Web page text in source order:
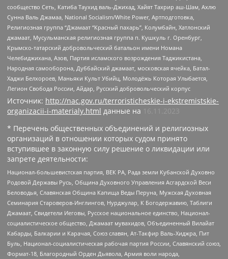
сообщество Сеть, Катиба Таухид валь-Джихад, Хайят Тахрир аш-Шам, Ахлю
Сунна Валь Джамаа, National Socialism/White Power, Артподготовка,
Религиозная группа “Джамаат “Красный пахарь”, Колумбайн, Хатлонский
джамаат, Мусульманская религиозная группа п. Кушкуль г. Оренбург,
Крымско-татарский добровольческий батальон имени Номана
Челебиджихана, Азов, Партия исламского возрождения Таджикистана,
Народная самооборона, Дуббайский джамаат, московская ячейка, Батал-
Хаджи Белхороев, Маньяки Культ Убийц, Молодёжь Которая Улыбается,
Легион Свобода России, Айдар, Русский добровольческий корпус
Источник: http://nac.gov.ru/terroristicheskie-i-ekstremistskie-
organizacii-i-materialy.html данные на
16.11.2023
* Перечень общественных объединений и религиозных
организаций в отношении которых судом принято
вступившее в законную силу решение о ликвидации или
запрете деятельности:
Национал-большевистская партия, ВЕК РА, Рада земли Кубанской Духовно
Родовой Державы Русь, Община Духовного Управления Асгардской Веси
Беловодья, Славянская Община Капища Веды Перуна, Мужская Духовная
Семинария Староверов-Инглингов, Нурджулар, К Богодержавию, Таблиги
Джамаат, Свидетели Иеговы, Русское национальное единство, Национал-
социалистическое общество, Джамаат мувахидов, Объединенный Вилайат
Кабарды, Балкарии и Карачая, Союз славян, Ат-Такфир Валь-Хиджра, Пит
Буль, Национал-социалистическая рабочая партия России, Славянский союз,
Формат-18, Благородный Орден Дьявола, Армия воли народа,